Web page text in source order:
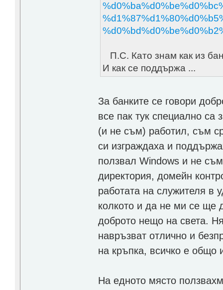
П.С. Като знам как из
И как се поддържа ...
За банките се говори
все пак тук специално
(и не съм) работил, съм
си изграждаха и
ползвал Windows и не
директория, домейн
работата на служителя в
колкото и да не ми се ще
доброто нещо на света.
навръзват отлично и
на кръпка, всичко е общо
На едното място